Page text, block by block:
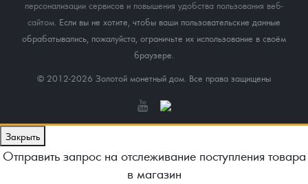
персонализации сервисов и повышения удобства пользования веб-
сайтом. Если вы не хотите, чтобы ваши пользовательские данные
обрабатывались, пожалуйста, ограничьте их использование в своём
браузере.
© 2012-2026 Золотой монетный дом. Все права защищены
Закрыть
Отправить запрос на отслеживание поступления товара
в магазин